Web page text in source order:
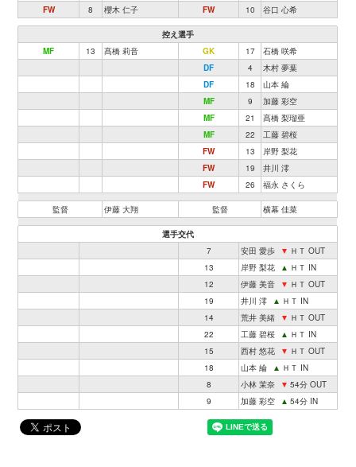
FW
8 櫻木 仁子 FW 10 谷口 心希
控え選手
MF
13 髙橋 莉音 GK 17
石橋 咲希
DF
4
木村 夢葉
DF
18
山本 綸
MF
9
加藤 彩空
MF
21
髙橋 梨瑠亜
MF
22
工藤 碧桜
FW
13
岸野 梨花
FW
19
井川 澪
FW
26 福永 さくら
監督 伊藤 大翔 監督 横幕 佳菜
選手交代
7
安田 愛歩 ▼ ＨＴ OUT
13
岸野 梨花 ▲ ＨＴ IN
12
伊藤 美音 ▼ ＨＴ OUT
19
井川 澪 ▲ ＨＴ IN
14
荒井 美緒 ▼ ＨＴ OUT
22
工藤 碧桜 ▲ ＨＴ IN
15
西村 悠花 ▼ ＨＴ OUT
18
山本 綸 ▲ ＨＴ IN
8
小林 茉奈 ▼ 54分 OUT
9
加藤 彩空 ▲ 54分 IN